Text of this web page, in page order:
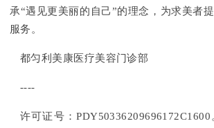
承“遇见更美丽的自己”的理念，为求美者
服务。
都匀利美康医疗美容门诊部
----
许可证号：